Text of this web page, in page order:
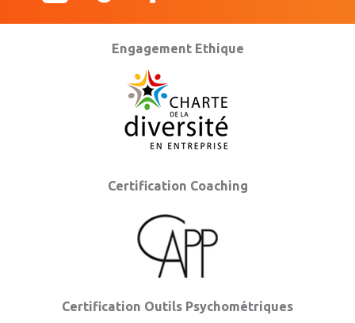
Engagement Ethique
Certification Coaching
Certification Outils Psychométriques